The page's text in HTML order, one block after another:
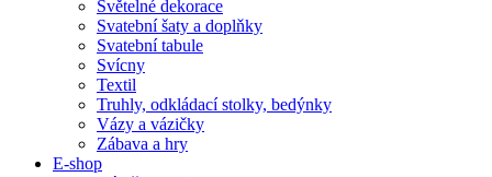
Světelné dekorace
Svatební šaty a doplňky
Svatební tabule
Svícny
Textil
Truhly, odkládací stolky, bedýnky
Vázy a vázičky
Zábava a hry
E-shop